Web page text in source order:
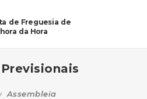
de Freguesia de
da Hora
Assembleia